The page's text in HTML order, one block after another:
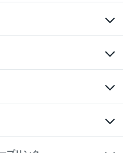
の相談・お問い合わせ窓口）
ライダルクラブ